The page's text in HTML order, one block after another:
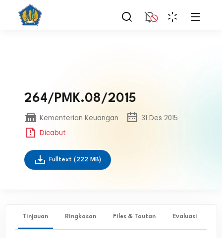
264/PMK.08/2015
Kementerian Keuangan
31 Des 2015
Dicabut
Fulltext (222 MB)
Tinjauan Ringkasan Files & Tautan Evaluasi